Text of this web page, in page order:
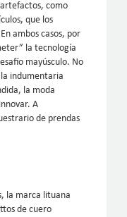
como
que los
ambos casos, por
la tecnología
mayúsculo. No
indumentaria
la moda
A
de prendas
la marca lituana
de cuero